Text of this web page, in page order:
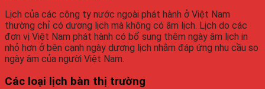
Lịch của các công ty nước ngoài phát hành ở Việt Nam
thường chỉ có dương lịch mà không có âm lịch. Lịch do các
đơn vị Việt Nam phát hành có bổ sung thêm ngày âm lịch in
nhỏ hơn ở bên cạnh ngày dương lịch nhằm đáp ứng nhu cầu so
ngày âm của người Việt Nam.
Các loại lịch bàn thị trường